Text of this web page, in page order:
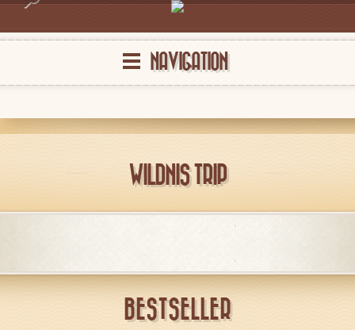
NAVIGATION
WILDNIS TRIP
BESTSELLER